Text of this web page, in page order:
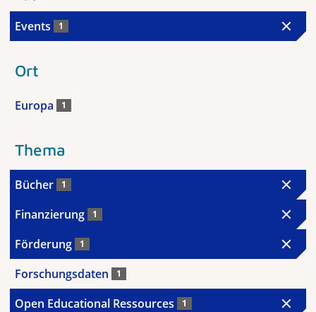
Events 1
Ort
Europa 1
Thema
Bücher 1
Finanzierung 1
Förderung 1
Forschungsdaten 1
Open Educational Ressources 1